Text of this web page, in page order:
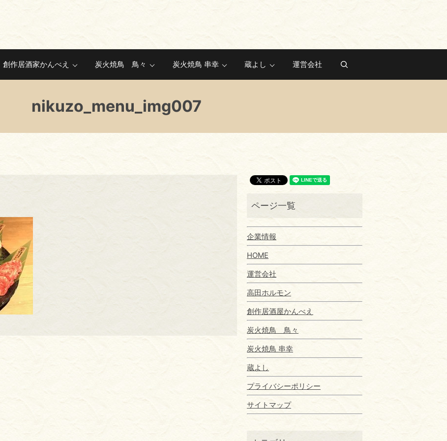
創作居酒家かんべえ 炭火焼鳥 鳥々 炭火焼鳥 串幸 蔵よし 運営会社 search
nikuzo_menu_img007
企業情報
HOME
運営会社
高田ホルモン
創作居酒屋かんべえ
炭火焼鳥 鳥々
炭火焼鳥 串幸
蔵よし
プライバシーポリシー
サイトマップ